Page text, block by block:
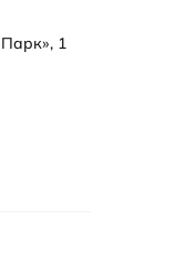
1